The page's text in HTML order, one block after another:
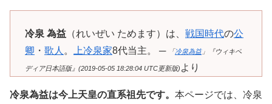
冷泉 為益 （れいぜい ためます）は、 戦国時代の公
卿 ・ 歌人。 上冷泉家8代当主。 ─ 「 冷泉為益」『ウィキペ
ディア日本語版』(2019-05-05 18:28:04 UTC更新版) より
冷泉為益は今上天皇の直系祖先です。 本ページでは、冷泉